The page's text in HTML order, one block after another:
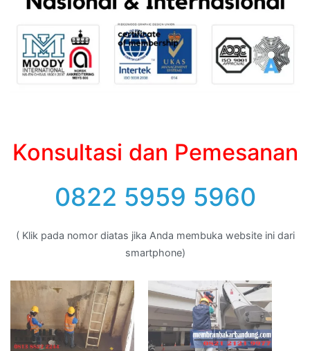
Konsultasi dan Pemesanan
0822 5959 5960
( Klik pada nomor diatas jika Anda membuka website ini dari
smartphone)